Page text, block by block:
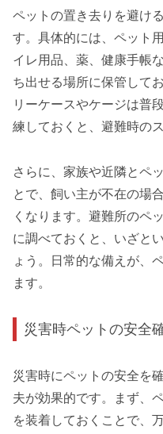
ペットの置き去りを避け
す。具体的には、ペット
イレ用品、薬、健康手帳
ち出せる場所に保管して
リーケースやケージは普
練しておくと、避難時の
さらに、家族や近隣とペ
とで、飼い主が不在の場
くなります。避難所のペ
に調べておくと、いざと
ょう。日常的な備えが、
ます。
災害時ペットの安全
災害時にペットの安全を
夫が効果的です。まず、
を装着しておくことで、